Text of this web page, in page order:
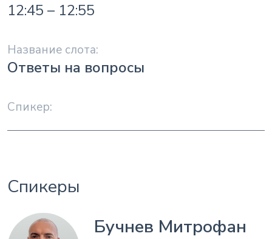
12:45 – 12:55
Ответы на вопросы
Спикеры
Бучнев Митрофан